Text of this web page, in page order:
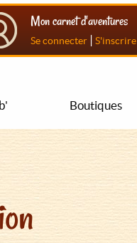
Mon carnet d'aventures
Se connecter | S'inscrire
Boutiques